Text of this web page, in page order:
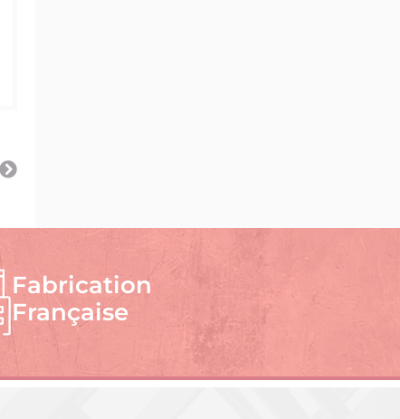
Fabrication
Française